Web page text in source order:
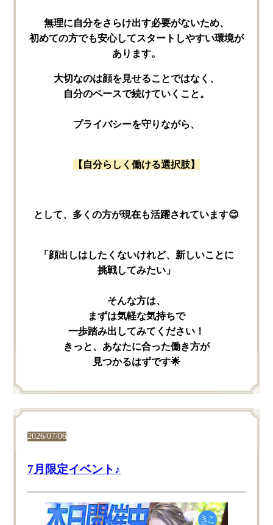
無理に​自分を​さらけ出す必要が​ないため、
初めての方でも​安心して​スタートしやすい​環境が​
あります。
大切なのは​顔を​見せる​ことではなく、
自分の​ペースで​続けていく​こと。
プライバシーを​守りながら、
【自分らしく​働ける​選択肢】
と​して、​多くの​方が​現在も​活躍されています😊
「顔出しは​したくないけれど、​新しい​ことに​
挑戦してみたい」
そんな​方は、
まずは​気軽な​気持ちで​
一歩踏み出してみてください！
​きっと、​あなたに​合った​働き方が​
見つかるはずです🌟
2026/07/06
7月限定イベント♪